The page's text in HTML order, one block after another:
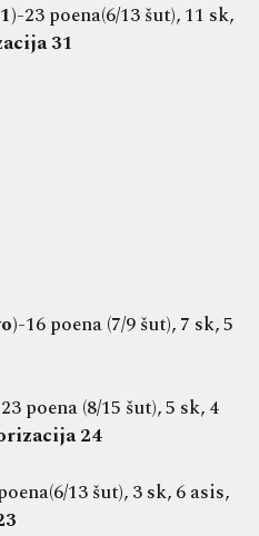
-23 poena(6/13 šut), 11 sk,
31
-16 poena (7/9 šut), 7 sk, 5
poena (8/15 šut), 5 sk, 4
24
13 šut), 3 sk, 6 asis,